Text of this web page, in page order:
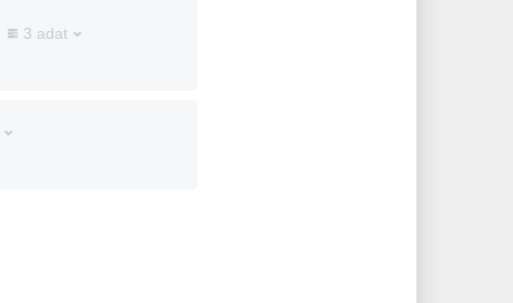
3 adat